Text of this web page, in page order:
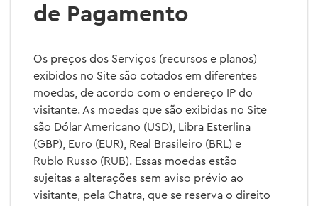
de Pagamento
Os preços dos Serviços (recursos e planos)
exibidos no Site são cotados em diferentes
moedas, de acordo com o endereço IP do
visitante. As moedas que são exibidas no Site
são Dólar Americano (USD), Libra Esterlina
(GBP), Euro (EUR), Real Brasileiro (BRL) e
Rublo Russo (RUB). Essas moedas estão
sujeitas a alterações sem aviso prévio ao
visitante, pela Chatra, que se reserva o direito